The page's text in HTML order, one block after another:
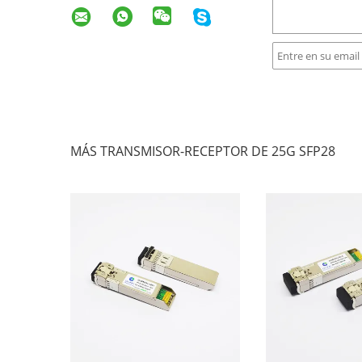
MÁS TRANSMISOR-RECEPTOR DE 25G SFP28